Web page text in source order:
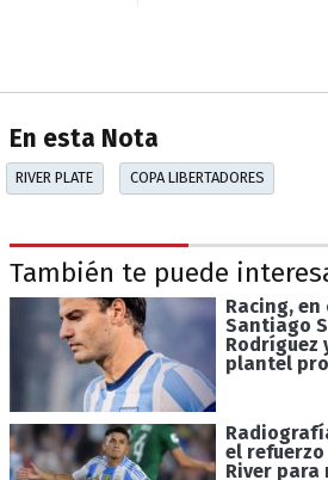
En esta Nota
RIVER PLATE COPA LIBERTADORES
También te puede
Racing,
Santiago
Rodríguez
plantel
el
River para